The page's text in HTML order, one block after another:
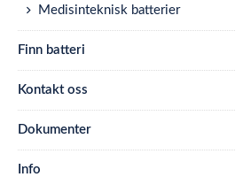
Medisinteknisk batterier
Finn batteri
Kontakt oss
Dokumenter
Info